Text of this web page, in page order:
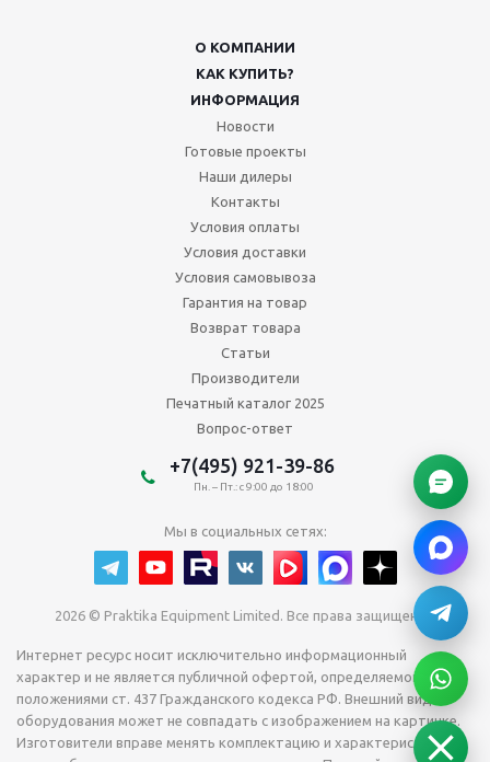
О КОМПАНИИ
КАК КУПИТЬ?
ИНФОРМАЦИЯ
Новости
Готовые проекты
Наши дилеры
Контакты
Условия оплаты
Условия доставки
Условия самовывоза
Гарантия на товар
Возврат товара
Статьи
Производители
Печатный каталог 2025
Вопрос-ответ
+7(495) 921-39-86
Пн. – Пт.: с 9:00 до 18:00
Мы в социальных сетях:
2026 © Praktika Equipment Limited. Все права защищены.
Интернет ресурс носит исключительно информационный
характер и не является публичной офертой, определяемой
положениями ст. 437 Гражданского кодекса РФ. Внешний вид
оборудования может не совпадать с изображением на картинке.
Изготовители вправе менять комплектацию и характеристики